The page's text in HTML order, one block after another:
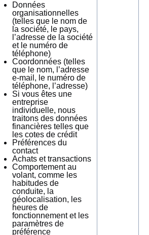
Données
organisationnelles
(telles que le nom de
la société, le pays,
l’adresse de la société
et le numéro de
téléphone)
Coordonnées (telles
que le nom, l’adresse
e-mail, le numéro de
téléphone, l’adresse)
Si vous êtes une
entreprise
individuelle, nous
traitons des données
financières telles que
les cotes de crédit
Préférences du
contact
Achats et transactions
Comportement au
volant, comme les
habitudes de
conduite, la
géolocalisation, les
heures de
fonctionnement et les
paramètres de
préférence